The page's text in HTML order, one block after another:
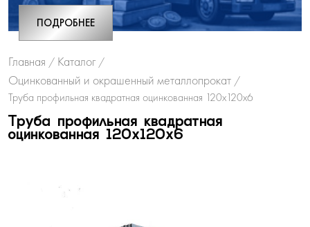
ПОДРОБНЕЕ
Главная / Каталог /
Оцинкованный и окрашенный металлопрокат /
Труба профильная квадратная оцинкованная 120х120х6
Труба профильная квадратная
оцинкованная 120х120х6